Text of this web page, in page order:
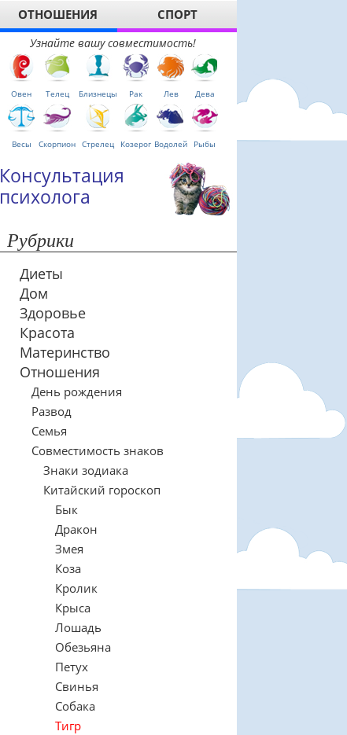
ОТНОШЕНИЯ СПОРТ
Узнайте вашу совместимость!
Овен Телец Близнецы Рак Лев Дева
Весы Скорпион Стрелец Козерог Водолей Рыбы
Консультация
психолога
Рубрики
Диеты
Дом
Здоровье
Красота
Материнство
Отношения
День рождения
Развод
Семья
Совместимость знаков
Знаки зодиака
Китайский гороскоп
Бык
Дракон
Змея
Коза
Кролик
Крыса
Лошадь
Обезьяна
Петух
Свинья
Собака
Тигр